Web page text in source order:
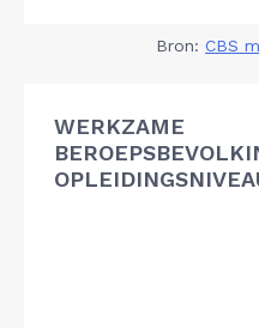
Bron: CBS
WERKZAME